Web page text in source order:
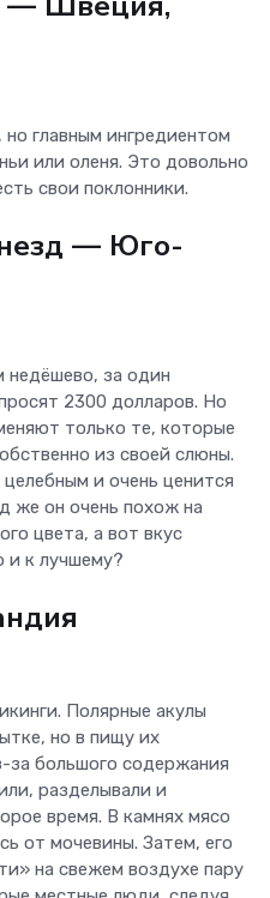
главным ингредиентом
или оленя. Это довольно
свои поклонники.
— Юго-
недёшево, за один
2300 долларов. Но
только те, которые
из своей слюны.
и очень ценится
же он очень похож на
цвета, а вот вкус
и к лучшему?
Полярные акулы
но в пищу их
за большого содержания
разделывали и
время. В камнях мясо
от мочевины. Затем, его
на свежем воздухе пару